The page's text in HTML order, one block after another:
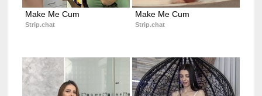
Make Me Cum
Strip.chat
Make Me Cum
Strip.chat